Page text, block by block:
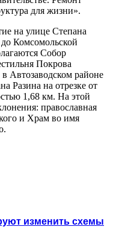
для жизни».
на улице Степана
до Комсомольской
Собор
Покрова
Автозаводском районе
Разина на отрезке от
1,68 км. На этой
православная
и Храм во имя
изменить схемы